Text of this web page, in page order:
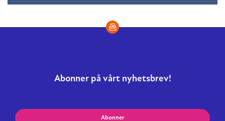
Abonner på vårt nyhetsbrev!
Abonner